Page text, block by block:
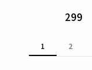
299
1 2